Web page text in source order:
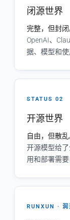
闭源世界
完整，但封闭
OpenAI、
据、模型和
STATUS 02
开源世界
自由，但散乱
开源模型给
用和部署需
RUNXUN · 润